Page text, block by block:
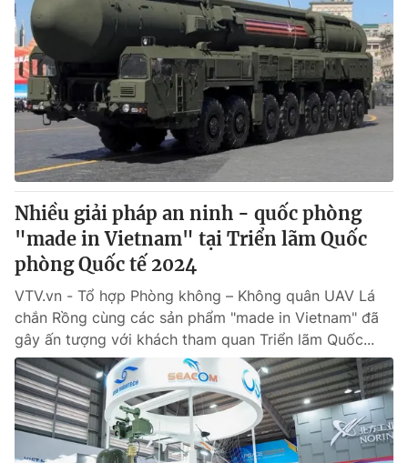
Nhiều giải pháp an ninh - quốc phòng
"made in Vietnam" tại Triển lãm Quốc
phòng Quốc tế 2024
VTV.vn - Tổ hợp Phòng không – Không quân UAV Lá
chắn Rồng cùng các sản phẩm "made in Vietnam" đã
gây ấn tượng với khách tham quan Triển lãm Quốc...